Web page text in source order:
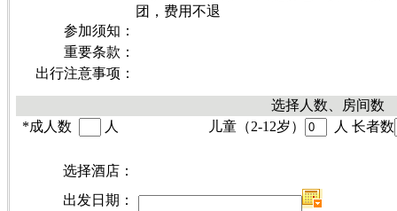
团，费用不退
参加须知：
重要条款：
出行注意事项：
选择人数、房间数
*成人数 人 儿童（2-12岁） 人 长者数
选择酒店：
出发日期：